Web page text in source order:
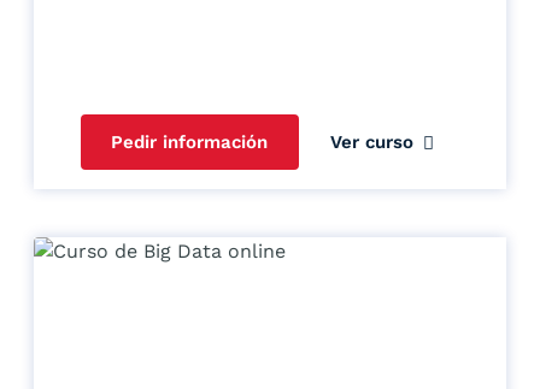
Pedir información Ver curso